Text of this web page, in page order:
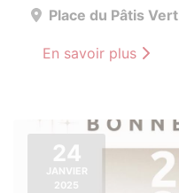
Place du Pâtis Vert
En savoir plus
24
JANVIER
2025